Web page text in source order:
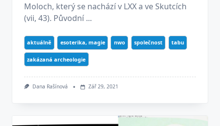
Moloch, který se nachází v LXX a ve Skutcích
(vii, 43). Původní ...
aktuálně esoterika, magie nwo společnost tabu
zakázaná archeologie
Dana Rašínová Zář 29, 2021